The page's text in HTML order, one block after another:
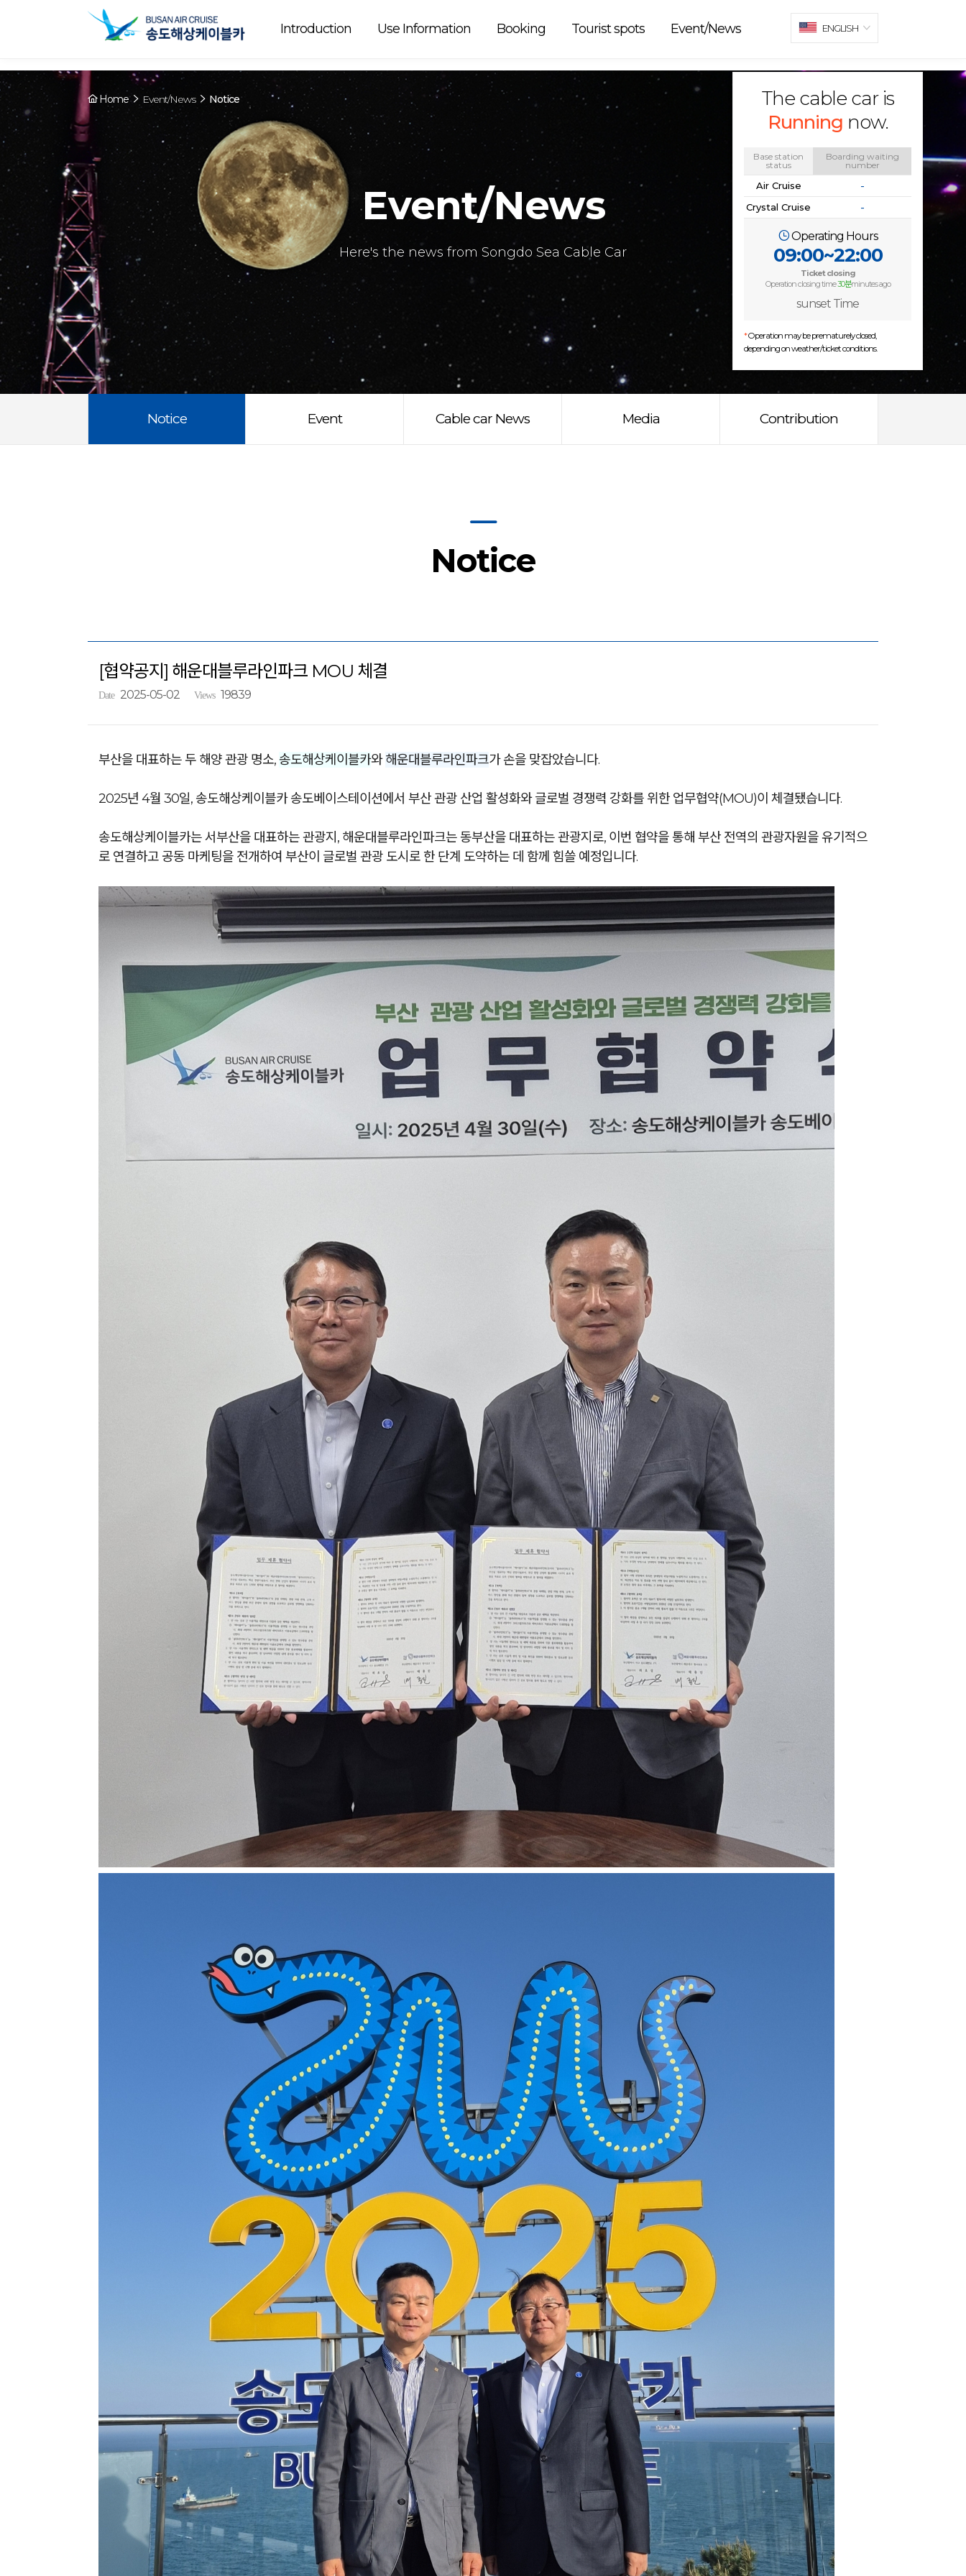
Array ( [0] => YY [1] => 09:00~22:00 [2] => Running [3] => The cable car is
now. [4] => Y [5] => - [6] => - )
The cable car is
Running now.
Base station
status
Boarding waiting
number
Air Cruise
-
Crystal Cruise
-
Operating Hours
09:00~22:00
Ticket closing
Operation closing time30분minutes ago
sunset Time
*Operation may be prematurely closed,
depending on weather/ticket conditions.
Introduction Use Information Booking Tourist spots Event/News ENGLISH
Home Event/News Notice
Event/News
Here's the news from Songdo Sea Cable Car
Notice Event Cable car News Media Contribution
Notice
[협약공지] 해운대블루라인파크 MOU 체결
Date 2025-05-02 Views 19839
부산을 대표하는 두 해양 관광 명소, 송도해상케이블카와해운대블루라인파크가 손을 맞잡았습니다.
2025년 4월 30일, 송도해상케이블카 송도베이스테이션에서 부산 관광 산업 활성화와 글로벌 경쟁력 강화를 위한 업무협약(MOU)이 체결됐습니다.
송도해상케이블카는 서부산을 대표하는 관광지, 해운대블루라인파크는 동부산을 대표하는 관광지로, 이번 협약을 통해 부산 전역의 관광자원을 유기적으
로 연결하고 공동 마케팅을 전개하여 부산이 글로벌 관광 도시로 한 단계 도약하는 데 함께 힘쓸 예정입니다.